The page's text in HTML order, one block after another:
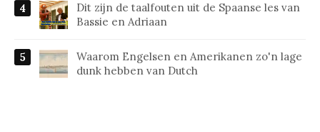
Dit zijn de taalfouten uit de Spaanse les van
Bassie en Adriaan
Waarom Engelsen en Amerikanen zo'n lage
dunk hebben van Dutch